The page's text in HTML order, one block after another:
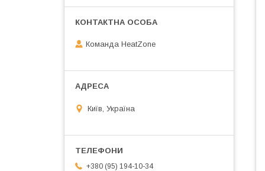
Команда HeatZone
Київ, Україна
+380 (95) 194-10-34